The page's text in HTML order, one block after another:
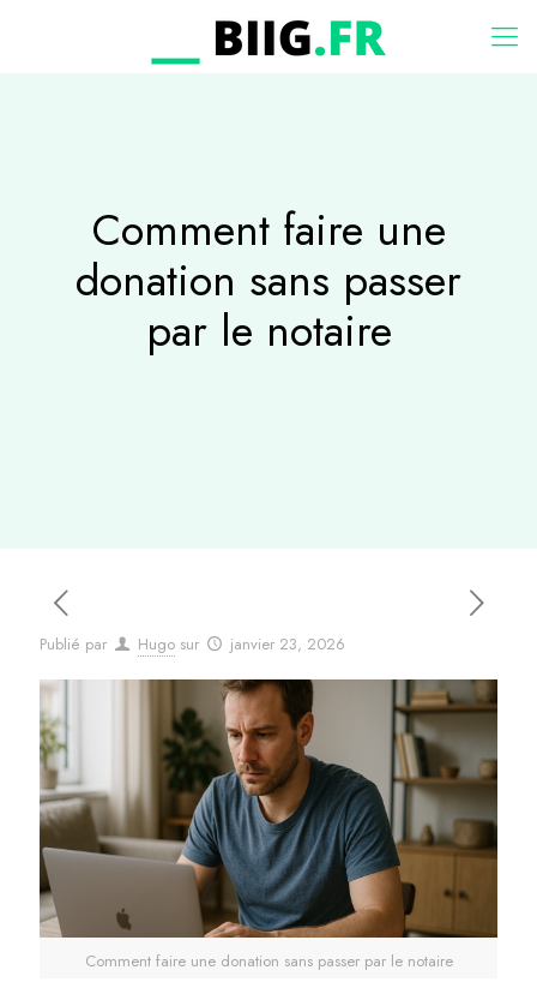
Comment faire une
donation sans passer
par le notaire
Publié par Hugo sur janvier 23, 2026
Comment faire une donation sans passer par le notaire